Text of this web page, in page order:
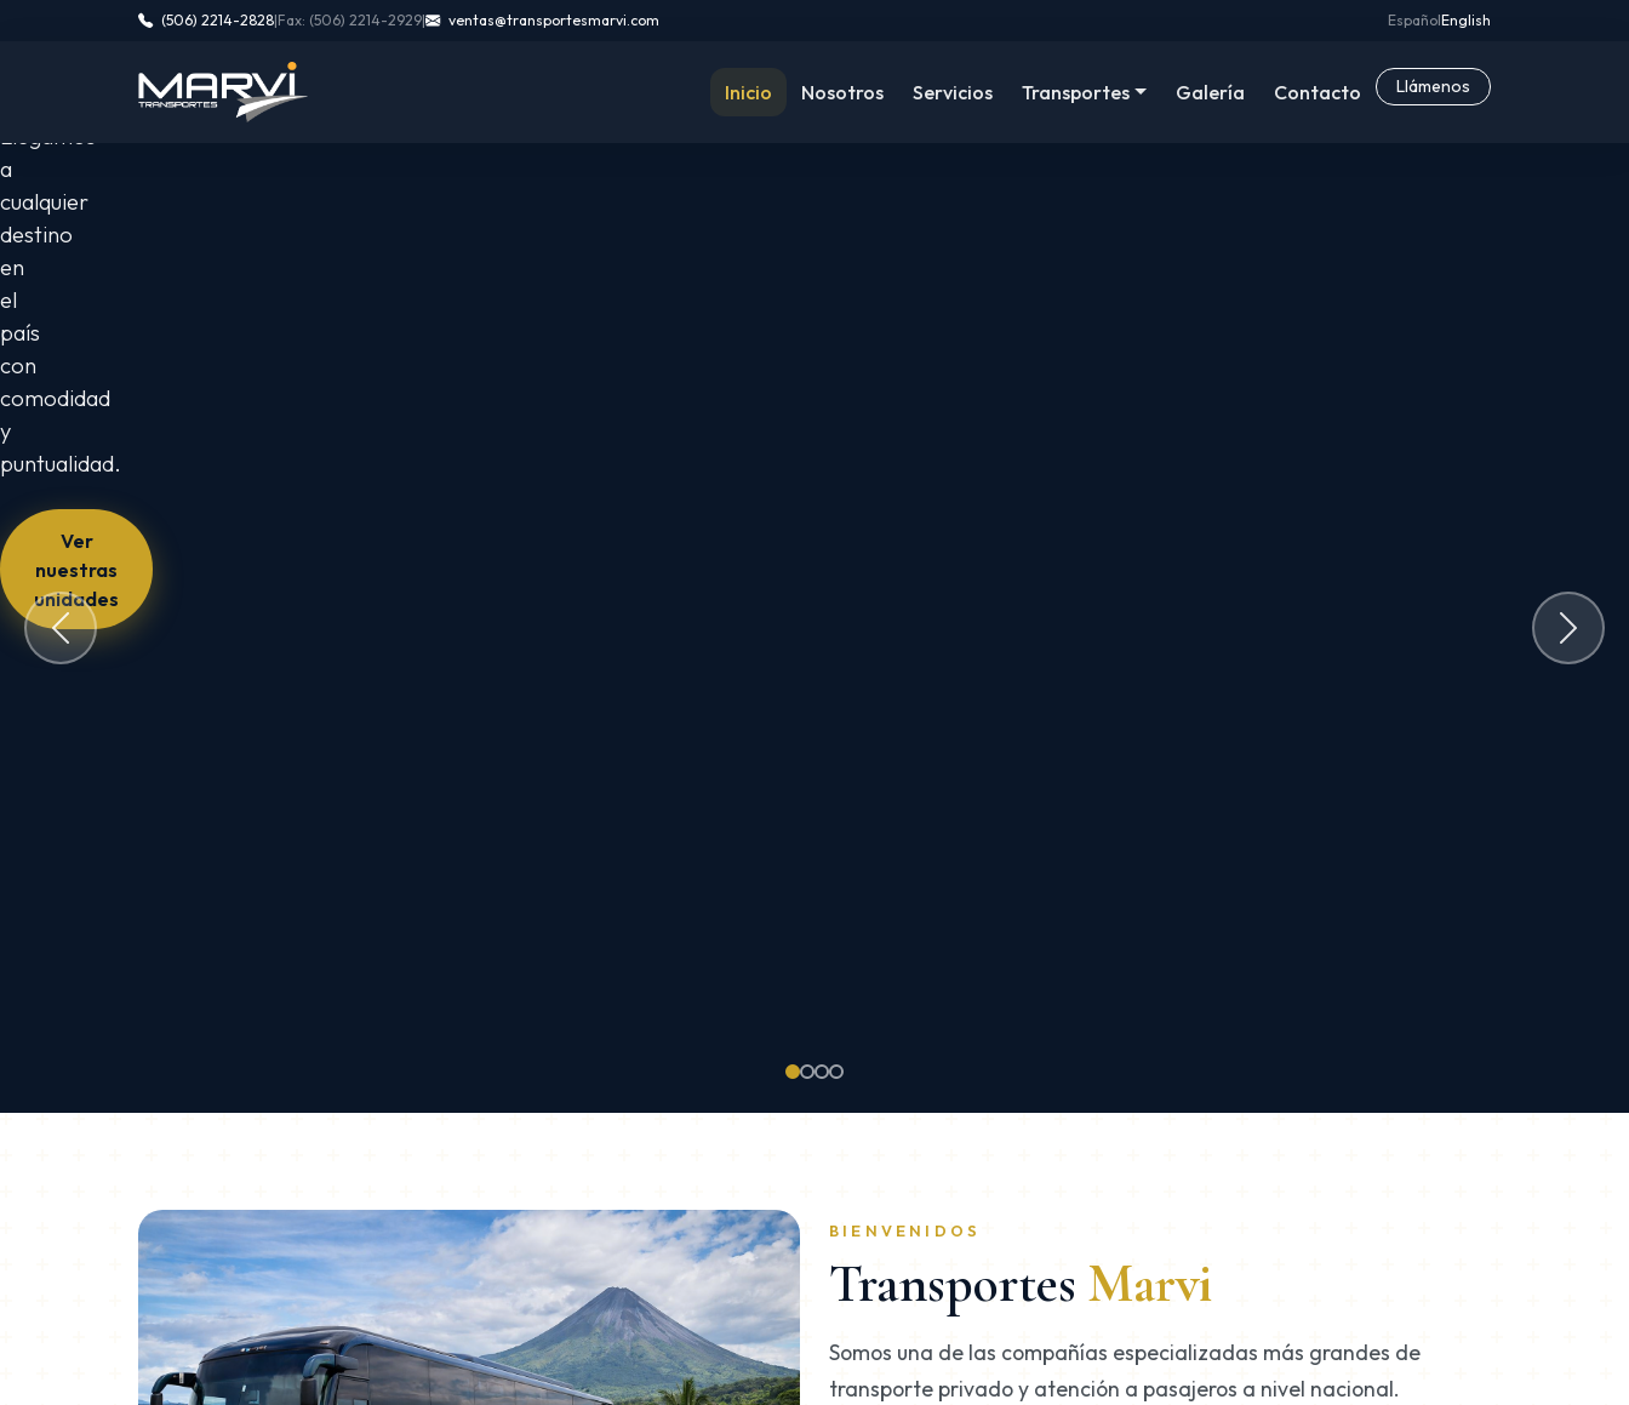
(506) 2214-2828|Fax: (506) 2214-2929| ventas@transportesmarvi.com EspañolEnglish
Inicio Nosotros Servicios Transportes Galería Contacto Llámenos
importa
Llegamos
a
cualquier
destino
en
el
país
con
comodidad
y
puntualidad.
Ver
nuestras
unidades
rápida
y
segura
Viaja
cómodo
y
seguro
a
los
conciertos
y
eventos
del
país
BIENVENIDOS
Transportes Marvi
Somos una de las compañías especializadas más grandes de
transporte privado y atención a pasajeros a nivel nacional.